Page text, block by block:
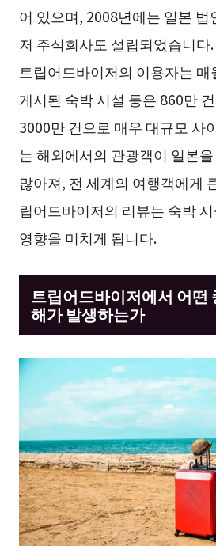
어 있으며, 2008년에는 일본 법
저 주식회사도 설립되었습니다
트립어드바이저의 이용자는 매
게시된 숙박 시설 등은 860만
3000만 건으로 매우 대규모 사
는 해외에서의 관광객이 일본
많아져, 전 세계의 여행객에게
립어드바이저의 리뷰는 숙박
영향을 미치게 됩니다.
트립어드바이저에서 어떤
해가 발생하는가